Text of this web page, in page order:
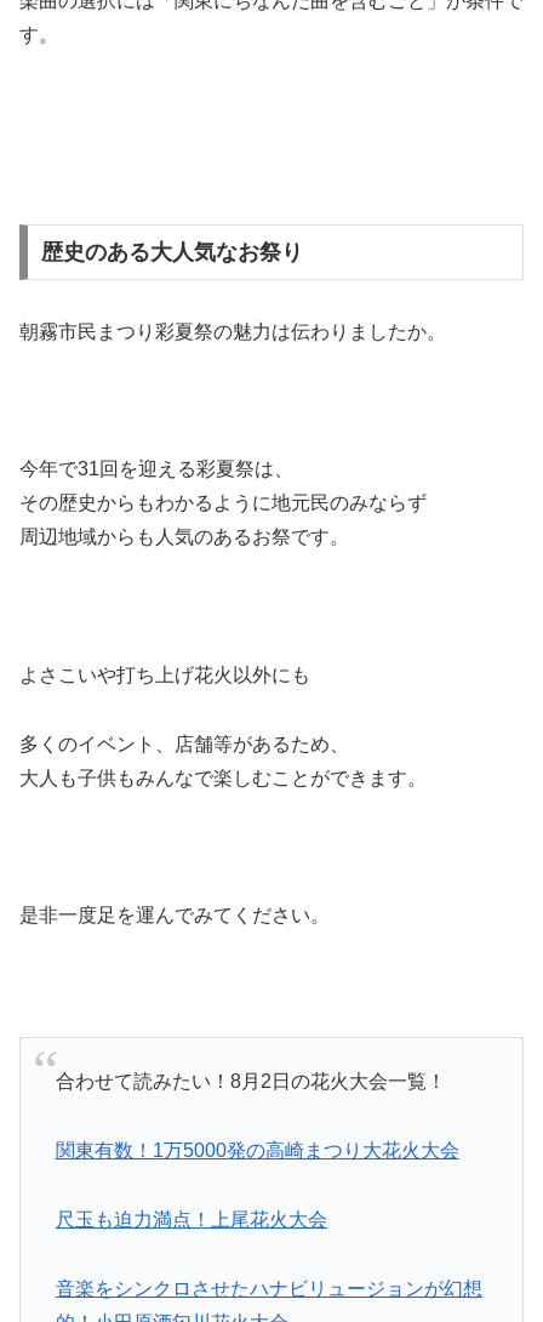
す。
歴史のある大人気なお祭り
朝霧市民まつり彩夏祭の魅力は伝わりましたか。
今年で31回を迎える彩夏祭は、
その歴史からもわかるように地元民のみならず
周辺地域からも人気のあるお祭です。
よさこいや打ち上げ花火以外にも
多くのイベント、店舗等があるため、
大人も子供もみんなで楽しむことができます。
是非一度足を運んでみてください。
合わせて読みたい！8月2日の花火大会一覧！
関東有数！1万5000発の高崎まつり大花火大会
尺玉も迫力満点！上尾花火大会
音楽をシンクロさせたハナビリュージョンが幻想